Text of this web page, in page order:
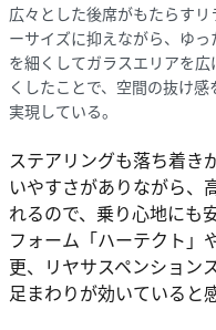
広々とした後席がもたらす
ーサイズに抑えながら、ゆ
を細くしてガラスエリアを
くしたことで、空間の抜け
実現している。
ステアリングも落ち着き
いやすさがありながら、
れるので、乗り心地にも
フォーム「ハーテクト」
更、リヤサスペンション
足まわりが効いていると